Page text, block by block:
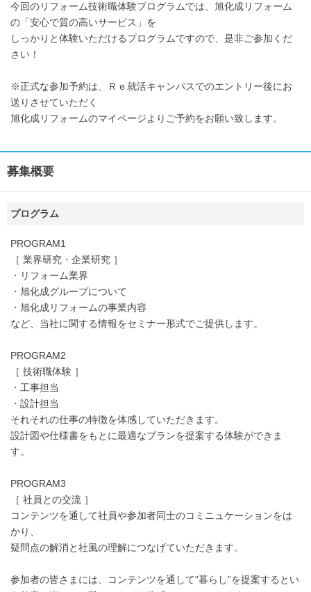
今回のリフォーム技術職体験プログラムでは、旭化成リフォーム
の「安心で質の高いサービス」を
しっかりと体験いただけるプログラムですので、是非ご参加くだ
さい！
※正式な参加予約は、Ｒｅ就活キャンパスでのエントリー後にお
送りさせていただく
旭化成リフォームのマイページよりご予約をお願い致します。
募集概要
プログラム
PROGRAM1
［ 業界研究・企業研究 ］
・リフォーム業界
・旭化成グループについて
・旭化成リフォームの事業内容
など、当社に関する情報をセミナー形式でご提供します。
PROGRAM2
［ 技術職体験 ］
・工事担当
・設計担当
それそれの仕事の特徴を体感していただきます。
設計図や仕様書をもとに最適なプランを提案する体験ができま
す。
PROGRAM3
［ 社員との交流 ］
コンテンツを通して社員や参加者同士のコミニュケーションをは
かり、
疑問点の解消と社風の理解につなげていただきます。
参加者の皆さまには、コンテンツを通して“暮らし”を提案するとい